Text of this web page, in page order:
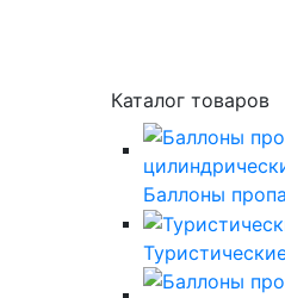
Каталог товаров
Баллоны